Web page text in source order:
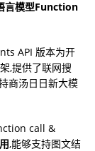
言模型Function
API 版本为开
,提供了联网搜
商汤⽇⽇新⼤模
call &
,能够支持图文结